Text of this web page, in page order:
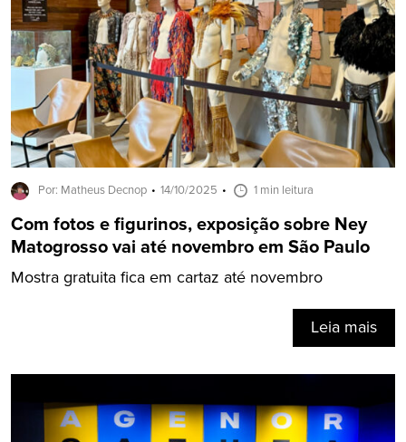
Por: Matheus Decnop 14/10/2025 1 min leitura
Com fotos e figurinos, exposição sobre Ney
Matogrosso vai até novembro em São Paulo
Mostra gratuita fica em cartaz até novembro
Leia mais